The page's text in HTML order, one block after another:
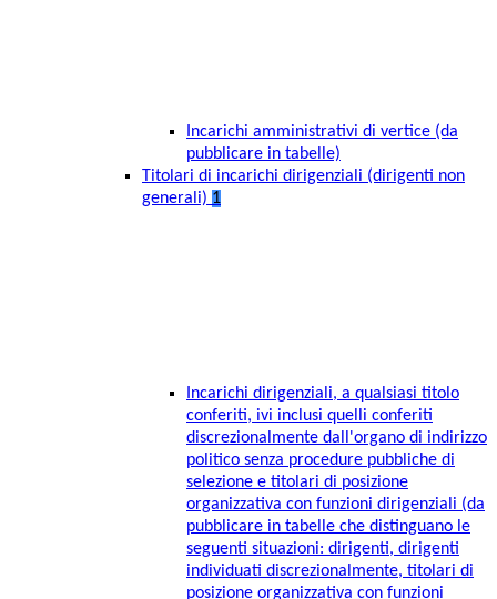
Incarichi amministrativi di vertice (da
pubblicare in tabelle)
Titolari di incarichi dirigenziali (dirigenti non
generali) 1
Incarichi dirigenziali, a qualsiasi titolo
conferiti, ivi inclusi quelli conferiti
discrezionalmente dall'organo di indirizzo
politico senza procedure pubbliche di
selezione e titolari di posizione
organizzativa con funzioni dirigenziali (da
pubblicare in tabelle che distinguano le
seguenti situazioni: dirigenti, dirigenti
individuati discrezionalmente, titolari di
posizione organizzativa con funzioni